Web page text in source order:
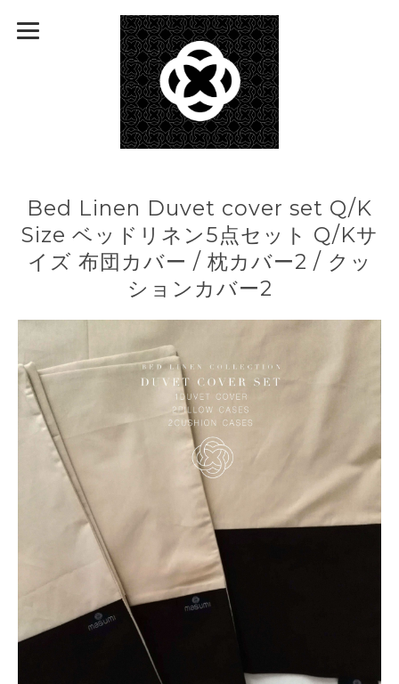
Bed Linen Duvet cover set Q/K
Size ベッドリネン5点セット Q/Kサ
イズ 布団カバー / 枕カバー2 / クッ
ションカバー2